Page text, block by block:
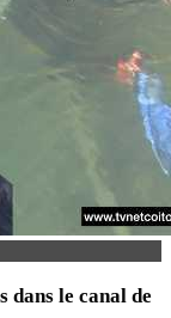
dans le canal de